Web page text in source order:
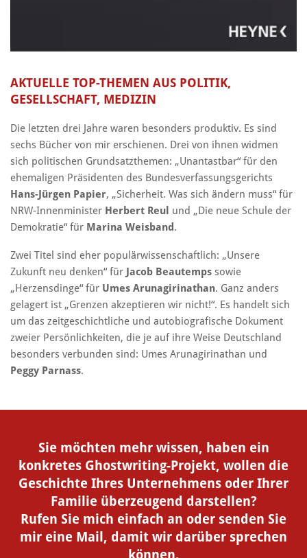
AKTUELLE TOP-THEMEN AUS POLITIK,
GESELLSCHAFT, MEDIZIN
Die letzten drei Jahre waren besonders produktiv. Es sind
sechs Bücher von mir erschienen. Drei von ihnen widmen
sich politischen Grundsatzthemen: „Unantastbar“ für den
ehemaligen Präsidenten des Bundesverfassungsgerichts
Hans-Jürgen Papier, „Sicherheit. Was sich ändern muss“ für
NRW-Innenminister Herbert Reul und „Die neue Schule der
Demokratie“ für Marina Weisband .
Zwei Titel sind eher populärwissenschaftlich: „Unsere
Zukunft neu denken“ für Jacob Beautemps sowie
„Herzensdinge“ für Umes Arunagirinathan. Ganz anders
gelagert ist „Grenzen akzeptieren wir nicht!“. Es handelt sich
um das zeitgeschichtliche und autobiografische Dokument
zweier Persönlichkeiten, die je auf ihre Weise Deutschland
besonders verbunden sind: Umes Arunagirinathan und
Peggy Parnass.
Sie möchten mehr wissen, haben ein
konkretes Ghostwriting-Projekt, wollen die
Geschichte Ihres Unternehmens oder Ihrer
Familie überzeugend darstellen?
Rufen Sie mich einfach an oder senden Sie
mir eine Mail, damit wir darüber sprechen